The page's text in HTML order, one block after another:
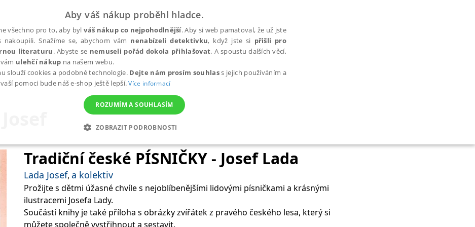
Tradiční české PÍSNIČKY - Josef Lada
Lada Josef, a kolektiv
Prožijte s dětmi úžasné chvíle s nejoblíbenějšími lidovými písničkami a krásnými
ilustracemi Josefa Lady.
Součástí knihy je také příloha s obrázky zvířátek z pravého českého lesa, který si
můžete společně vystřihnout a sestavit.
Aby váš nákup proběhl hladce.
všechno pro to, aby bylváš nákup co nejpohodlnější. Aby si web pamatoval, že už jste
nakoupili. Snažíme se, abychom vám nenabízeli detektivku, když jste si přišli pro
literaturu. Abyste se nemuseli pořád dokola přihlašovat. A spoustu dalších věcí,
ulehčí nákup na našem webu.
slouží cookies a podobné technologie. Dejte nám prosím souhlass jejich používáním a
pomoci bude náš e-shop ještě lepší.Více informací
ROZUMÍM A SOUHLASÍM
ZOBRAZIT PODROBNOSTI
ANALYTICKÉ MARKETINGOVÉ FUNKČNÍ NEZAŘAZENÉ SOUBORY
Nezbytné Analytické Marketingové Funkční Nezařazené soubory
webových stránek, jako je přihlášení uživatele a správa účtu. Webové stránky nelze bez nezbytně nutných souborů cookie správně používat.